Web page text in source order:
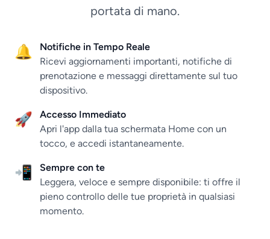
portata di mano.
🔔
Notifiche in Tempo Reale
Ricevi aggiornamenti importanti, notifiche di
prenotazione e messaggi direttamente sul tuo
dispositivo.
🚀
Accesso Immediato
Apri l'app dalla tua schermata Home con un
tocco, e accedi istantaneamente.
📲
Sempre con te
Leggera, veloce e sempre disponibile: ti offre il
pieno controllo delle tue proprietà in qualsiasi
momento.